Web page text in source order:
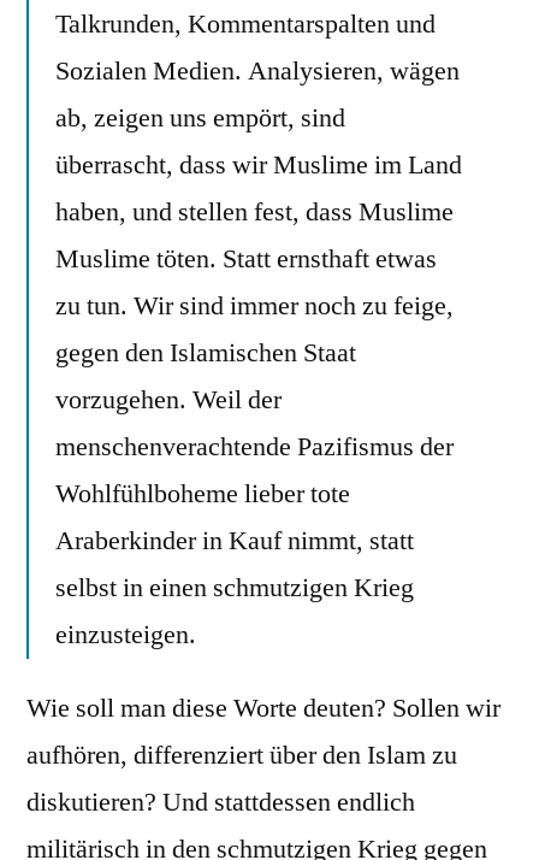
Talkrunden, Kommentarspalten und
Sozialen Medien. Analysieren, wägen
ab, zeigen uns empört, sind
überrascht, dass wir Muslime im Land
haben, und stellen fest, dass Muslime
Muslime töten. Statt ernsthaft etwas
zu tun. Wir sind immer noch zu feige,
gegen den Islamischen Staat
vorzugehen. Weil der
menschenverachtende Pazifismus der
Wohlfühlboheme lieber tote
Araberkinder in Kauf nimmt, statt
selbst in einen schmutzigen Krieg
einzusteigen.
Wie soll man diese Worte deuten? Sollen wir
aufhören, differenziert über den Islam zu
diskutieren? Und stattdessen endlich
militärisch in den schmutzigen Krieg gegen